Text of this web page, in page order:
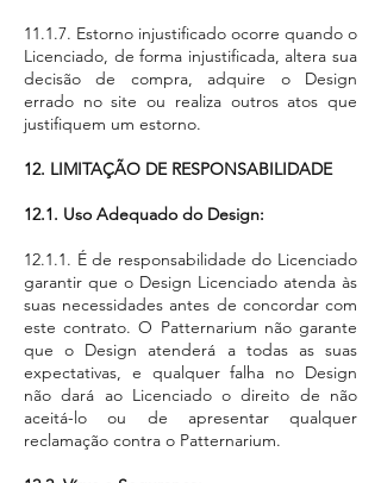
11.1.7. Estorno injustificado ocorre quando o
Licenciado, de forma injustificada, altera sua
decisão de compra, adquire o Design
errado no site ou realiza outros atos que
justifiquem um estorno.
12. LIMITAÇÃO DE RESPONSABILIDADE
12.1. Uso Adequado do Design:
12.1.1. É de responsabilidade do Licenciado
garantir que o Design Licenciado atenda às
suas necessidades antes de concordar com
este contrato. O Patternarium não garante
que o Design atenderá a todas as suas
expectativas, e qualquer falha no Design
não dará ao Licenciado o direito de não
aceitá-lo ou de apresentar qualquer
reclamação contra o Patternarium.